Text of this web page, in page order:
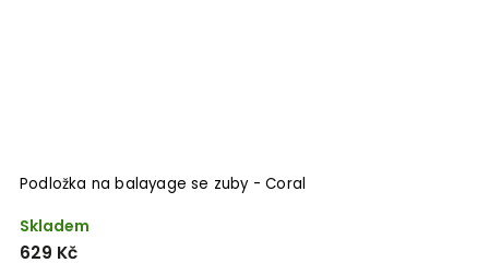
Podložka na balayage se zuby - Coral
Skladem
629 Kč